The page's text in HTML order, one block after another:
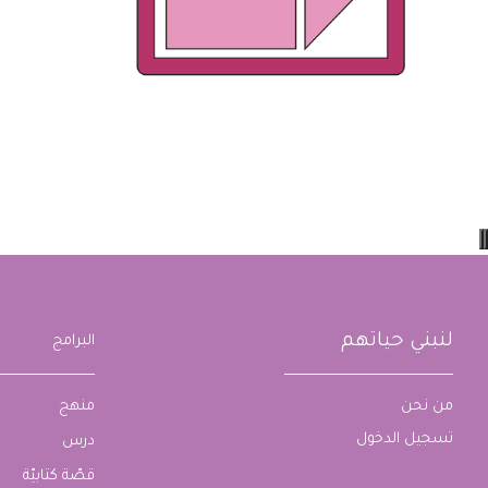
لنبني حياتهم
من نحن
تسجيل الدخول
البرامج
منهج
درس
قصّة كتابيّة